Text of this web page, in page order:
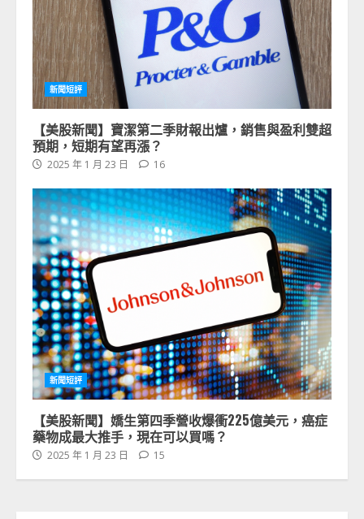
新聞短評
【美股新聞】寶潔第二季財報出爐，銷售與盈利雙超
預期，短期有望再漲？
2025 年 1 月 23 日 16
新聞短評
【美股新聞】嬌生第四季營收爆衝225億美元，癌症
藥物成最大推手，現在可以買嗎？
2025 年 1 月 23 日 15